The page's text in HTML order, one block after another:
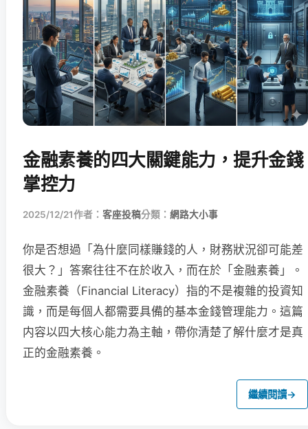
金融素養的四大關鍵能力，提升金錢
掌控力
2025/12/21作者： 客座投稿分類： 網路大小事
你是否想過「為什麼同樣賺錢的人，財務狀況卻可能差
很大？」答案往往不在於收入，而在於「金融素養」。
金融素養（Financial Literacy）指的不是複雜的投資知
識，而是每個人都需要具備的基本金錢管理能力。這篇
内容以四大核心能力為主軸，帶你清楚了解什麼才是真
正的金融素養。
繼續閱讀→